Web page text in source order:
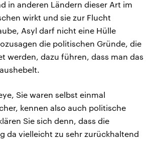
in anderen Ländern dieser Art im
wirkt und sie zur Flucht
Asyl darf nicht eine Hülle
die politischen Gründe, die
werden, dazu führen, dass man das
Sie waren selbst einmal
kennen also auch politische
Sie sich denn, dass die
da vielleicht zu sehr zurückhaltend